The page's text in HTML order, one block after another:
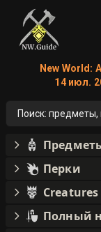
New World:
14 июл.
Поиск: предметы,
Перки
Creatures
Полный